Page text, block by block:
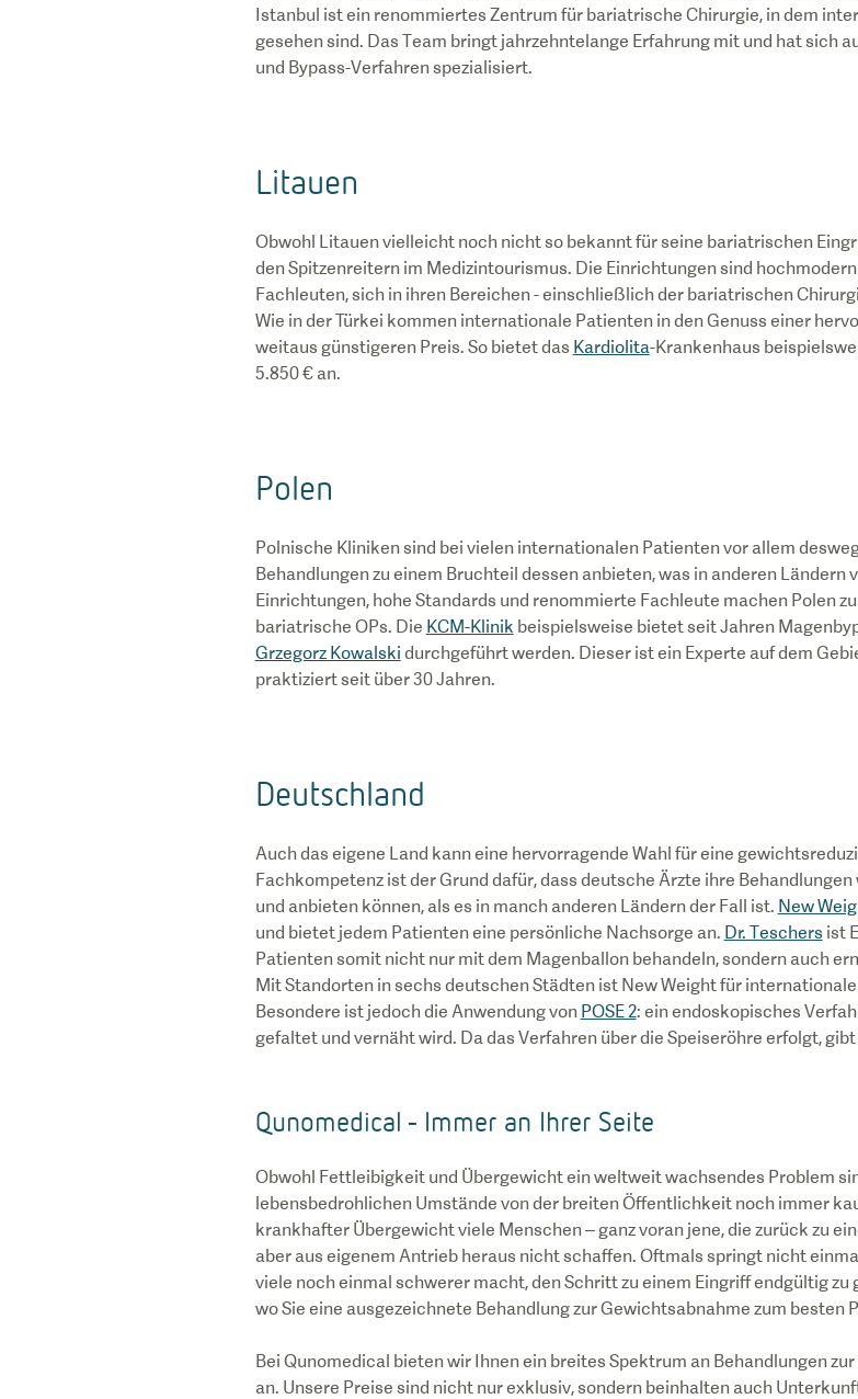
Istanbul ist ein renommiertes Zentrum für bariatrische Chirurgie, in dem
gesehen sind. Das Team bringt jahrzehntelange Erfahrung mit und hat sich
und Bypass-Verfahren spezialisiert.
Litauen
Obwohl Litauen vielleicht noch nicht so bekannt für seine bariatrischen
den Spitzenreitern im Medizintourismus. Die Einrichtungen sind
Fachleuten, sich in ihren Bereichen - einschließlich der bariatrischen
Wie in der Türkei kommen internationale Patienten in den Genuss einer
weitaus günstigeren Preis. So bietet das Kardiolita-Krankenhaus
5.850 € an.
Polen
Polnische Kliniken sind bei vielen internationalen Patienten vor allem
Behandlungen zu einem Bruchteil dessen anbieten, was in anderen Ländern
Einrichtungen, hohe Standards und renommierte Fachleute machen Polen
bariatrische OPs. Die KCM-Klinik beispielsweise bietet seit Jahren
Grzegorz Kowalski durchgeführt werden. Dieser ist ein Experte auf dem
praktiziert seit über 30 Jahren.
Deutschland
Auch das eigene Land kann eine hervorragende Wahl für eine
Fachkompetenz ist der Grund dafür, dass deutsche Ärzte ihre
und anbieten können, als es in manch anderen Ländern der Fall ist. New
und bietet jedem Patienten eine persönliche Nachsorge an. Dr. Teschers ist
Patienten somit nicht nur mit dem Magenballon behandeln, sondern auch
Mit Standorten in sechs deutschen Städten ist New Weight für
Besondere ist jedoch die Anwendung von POSE 2: ein endoskopisches
gefaltet und vernäht wird. Da das Verfahren über die Speiseröhre erfolgt,
Qunomedical - Immer an Ihrer Seite
Obwohl Fettleibigkeit und Übergewicht ein weltweit wachsendes Problem
lebensbedrohlichen Umstände von der breiten Öffentlichkeit noch immer
krankhafter Übergewicht viele Menschen – ganz voran jene, die zurück zu
aber aus eigenem Antrieb heraus nicht schaffen. Oftmals springt nicht
viele noch einmal schwerer macht, den Schritt zu einem Eingriff endgültig zu
wo Sie eine ausgezeichnete Behandlung zur Gewichtsabnahme zum besten
Bei Qunomedical bieten wir Ihnen ein breites Spektrum an Behandlungen
an. Unsere Preise sind nicht nur exklusiv, sondern beinhalten auch